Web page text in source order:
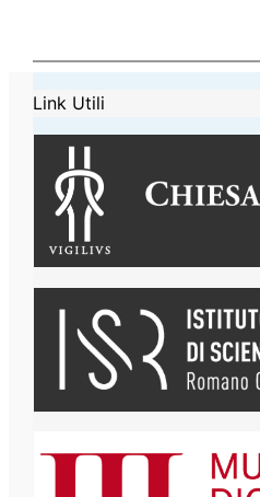
Link Utili